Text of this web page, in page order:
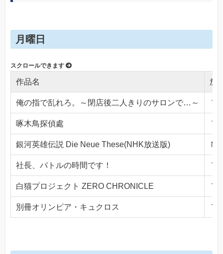
月曜日
作品名 放
俺の指で乱れろ。～閉店後二人きりのサロンで…～ Ｔ
啄木鳥探偵處 Ｔ
銀河英雄伝説 Die Neue These(NHK放送版) Ｎ
社長、バトルの時間です！ Ｔ
白猫プロジェクト ZERO CHRONICLE Ｔ
別冊オリンピア・キュクロス Ｔ